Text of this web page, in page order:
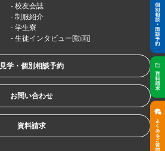
校友会誌
制服紹介
学生寮
生徒インタビュー[動画]
見学・個別相談予約
お問い合わせ
資料請求